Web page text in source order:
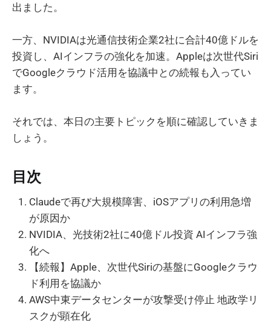
出ました。
一方、NVIDIAは光通信技術企業2社に合計40億ドルを
投資し、AIインフラの強化を加速。Appleは次世代Siri
でGoogleクラウド活用を協議中との続報も入ってい
ます。
それでは、本日の主要トピックを順に確認していきま
しょう。
目次
Claudeで再び大規模障害、iOSアプリの利用急増
が原因か
NVIDIA、光技術2社に40億ドル投資 AIインフラ強
化へ
【続報】Apple、次世代Siriの基盤にGoogleクラウ
ド利用を協議か
AWS中東データセンターが攻撃受け停止 地政学リ
スクが顕在化